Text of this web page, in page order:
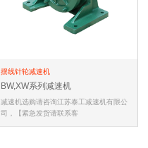
摆线针轮减速机
BW,XW系列减速机
减速机选购请咨询江苏泰工减速机有限公
司，【紧急发货请联系客